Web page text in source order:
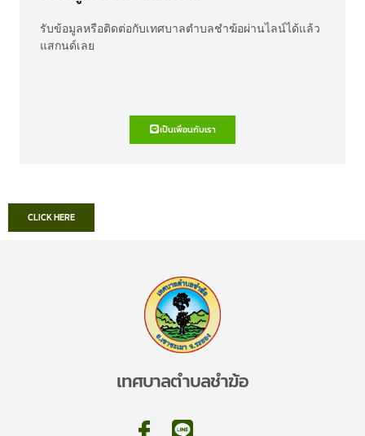
รับข้อมูลหรือติดต่อกับเทศบาลตำบลชำฆ้อผ่านไลน์ได้แล้ว
แสกนด์เลย
เป็นเพื่อนกับเรา
CLICK HERE
เทศบาลตำบลชำฆ้อ